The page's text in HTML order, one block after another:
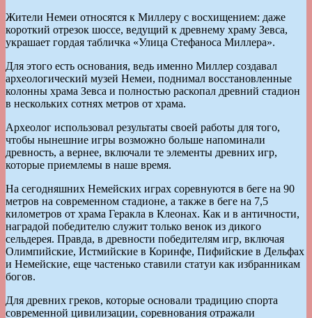
Жители Немеи относятся к Миллеру с восхищением: даже
короткий отрезок шоссе, ведущий к древнему храму Зевса,
украшает гордая табличка «Улица Стефаноса Миллера».
Для этого есть основания, ведь именно Миллер создавал
археологический музей Немеи, поднимал восстановленные
колонны храма Зевса и полностью раскопал древний стадион
в нескольких сотнях метров от храма.
Археолог использовал результаты своей работы для того,
чтобы нынешние игры возможно больше напоминали
древность, а вернее, включали те элементы древних игр,
которые приемлемы в наше время.
На сегодняшних Немейских играх соревнуются в беге на 90
метров на современном стадионе, а также в беге на 7,5
километров от храма Геракла в Клеонах. Как и в античности,
наградой победителю служит только венок из дикого
сельдерея. Правда, в древности победителям игр, включая
Олимпийские, Истмийские в Коринфе, Пифийские в Дельфах
и Немейские, еще частенько ставили статуи как избранникам
богов.
Для древних греков, которые основали традицию спорта
современной цивилизации, соревнования отражали